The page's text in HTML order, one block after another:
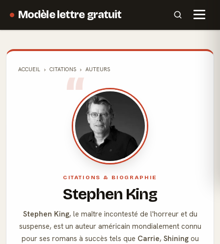
Modèle lettre gratuit
ACCUEIL CITATIONS AUTEURS
CITATIONS & BIOGRAPHIE
Stephen King
Stephen King, le maître incontesté de l'horreur et du
suspense, est un auteur américain mondialement connu
pour ses romans à succès tels que Carrie, Shiningou